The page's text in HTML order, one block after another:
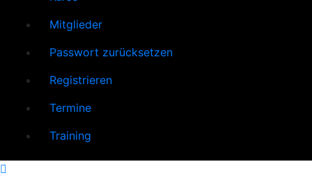
Mitglieder
Passwort zurücksetzen
Registrieren
Termine
Training